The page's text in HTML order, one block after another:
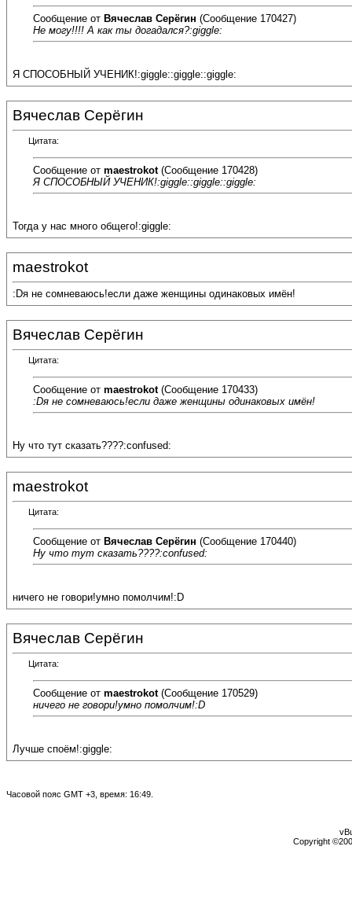
Сообщение от Вячеслав Серёгин (Сообщение 170427)
Не могу!!!! А как ты догадался?:giggle:
Я СПОСОБНЫЙ УЧЕНИК!:giggle::giggle::giggle:
Вячеслав Серёгин
Цитата:
Сообщение от maestrokot(Сообщение 170428)
Я СПОСОБНЫЙ УЧЕНИК!:giggle::giggle::giggle:
Тогда у нас много общего!:giggle:
maestrokot
:Dя не сомневаюсь!если даже женщины одинаковых имён!
Вячеслав Серёгин
Цитата:
Сообщение от maestrokot(Сообщение 170433)
:Dя не сомневаюсь!если даже женщины одинаковых имён!
Ну что тут сказать????:confused:
maestrokot
Цитата:
Сообщение от Вячеслав Серёгин (Сообщение 170440)
Ну что тут сказать????:confused:
ничего не говори!умно помолчим!:D
Вячеслав Серёгин
Цитата:
Сообщение от maestrokot(Сообщение 170529)
ничего не говори!умно помолчим!:D
Лучше споём!:giggle:
Часовой пояс GMT +3, время: 16:49
Copyright